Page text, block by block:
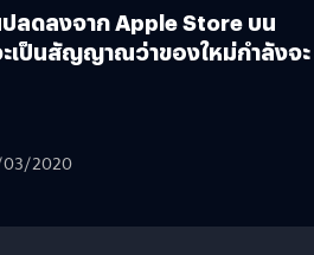
ลดลงจาก Apple Store บน
เป็นสัญญาณว่าของใหม่กำลังจะ
2020